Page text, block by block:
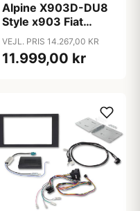
Alpine X903D-DU8
Style x903 Fiat
Ducato 8, 2022-
VEJL. PRIS 14.267,00 KR
11.999,00 kr